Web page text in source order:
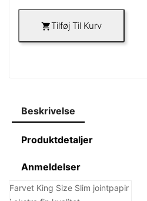
Tilføj Til Kurv
Beskrivelse
Produktdetaljer
Anmeldelser
Farvet King Size Slim jointpapir